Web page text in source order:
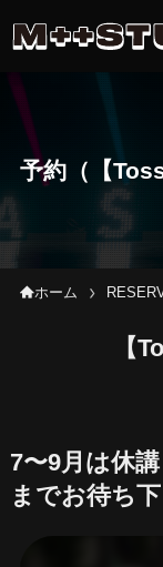
予約（【
ホーム
【
7〜9月は休
までお待ち下